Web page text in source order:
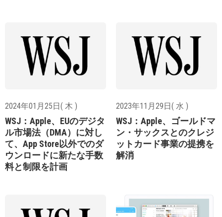
2024年01月25日( 木 )
WSJ：Apple、EUのデジタ
ル市場法（DMA）に対し
て、App Store以外でのダ
ウンロードに新たな手数
料と制限を計画
2023年11月29日( 水 )
WSJ：Apple、ゴールドマ
ン・サックスとのクレジ
ットカード事業の提携を
解消